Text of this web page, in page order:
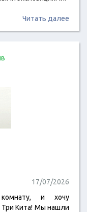
Читать далее
17/07/2026
и хочу
Кита! Мы нашли